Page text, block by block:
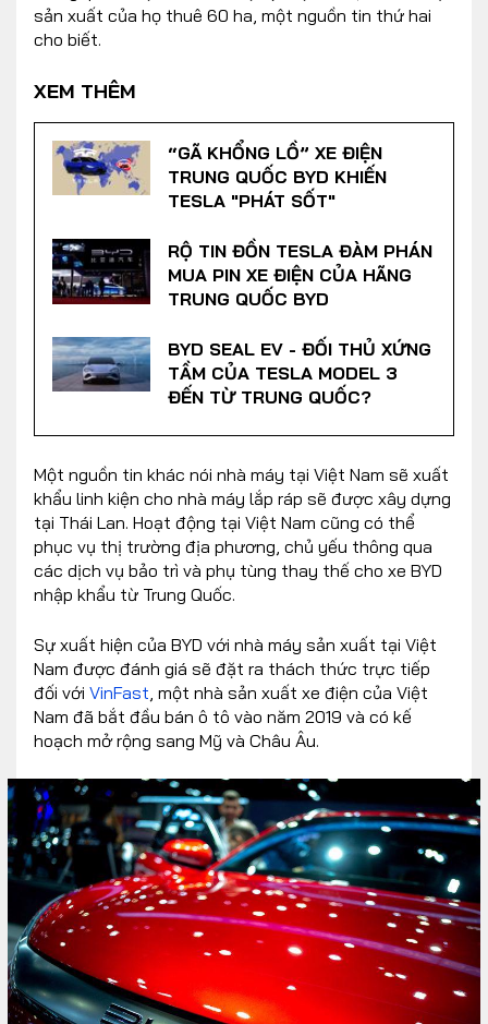
sản xuất của họ thuê 60 ha, một nguồn tin thứ hai
cho biết.
XEM THÊM
“GÃ KHỔNG LỒ” XE ĐIỆN
TRUNG QUỐC BYD KHIẾN
TESLA "PHÁT SỐT"
RỘ TIN ĐỒN TESLA ĐÀM PHÁN
MUA PIN XE ĐIỆN CỦA HÃNG
TRUNG QUỐC BYD
BYD SEAL EV - ĐỐI THỦ XỨNG
TẦM CỦA TESLA MODEL 3
ĐẾN TỪ TRUNG QUỐC?
Một nguồn tin khác nói nhà máy tại Việt Nam sẽ xuất
khẩu linh kiện cho nhà máy lắp ráp sẽ được xây dựng
tại Thái Lan. Hoạt động tại Việt Nam cũng có thể
phục vụ thị trường địa phương, chủ yếu thông qua
các dịch vụ bảo trì và phụ tùng thay thế cho xe BYD
nhập khẩu từ Trung Quốc.
Sự xuất hiện của BYD với nhà máy sản xuất tại Việt
Nam được đánh giá sẽ đặt ra thách thức trực tiếp
đối với VinFast , một nhà sản xuất xe điện của Việt
Nam đã bắt đầu bán ô tô vào năm 2019 và có kế
hoạch mở rộng sang Mỹ và Châu Âu.